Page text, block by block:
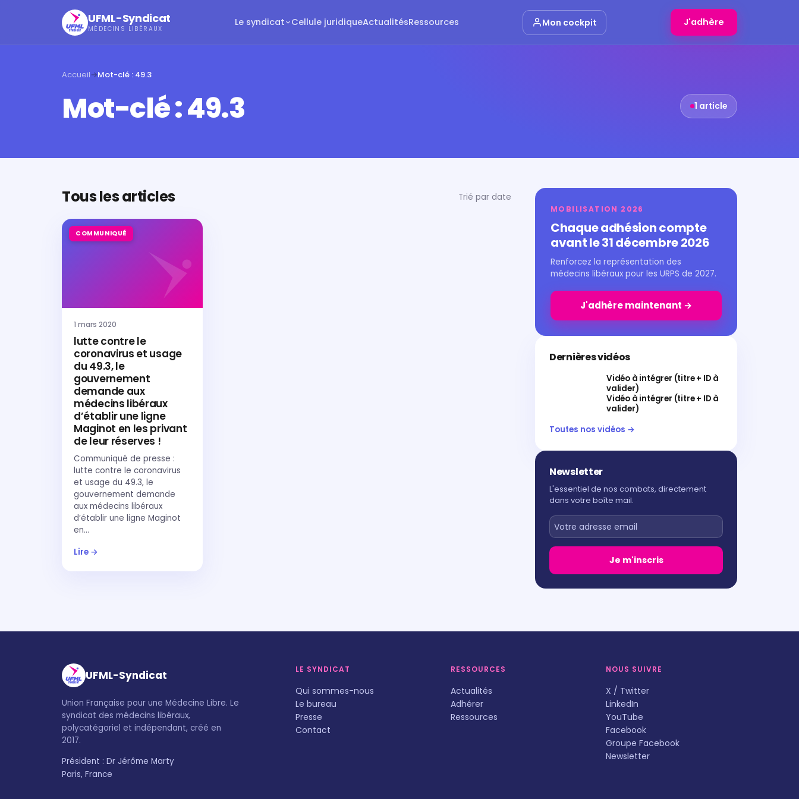
UFML-Syndicat
MÉDECINS LIBÉRAUX
Le syndicat Cellule juridiqueActualitésRessources Mon cockpit J'adhère
Accueil→Mot-clé : 49.3
Mot-clé : 49.3 1 article
Tous les articles Trié par date
COMMUNIQUÉ
1 mars 2020
lutte contre le
coronavirus et usage
du 49.3, le
gouvernement
demande aux
médecins libéraux
d’établir une ligne
Maginot en les privant
de leur réserves !
Communiqué de presse :
lutte contre le coronavirus
et usage du 49.3, le
gouvernement demande
aux médecins libéraux
d’établir une ligne Maginot
en…
Lire →
MOBILISATION 2026
Chaque adhésion compte
avant le 31 décembre 2026
Renforcez la représentation des
médecins libéraux pour les URPS de 2027.
J'adhère maintenant →
Dernières vidéos
Vidéo à intégrer (titre + ID à
valider)
Vidéo à intégrer (titre + ID à
valider)
Toutes nos vidéos →
Newsletter
L'essentiel de nos combats, directement
dans votre boîte mail.
Je m'inscris
UFML-Syndicat
Union Française pour une Médecine Libre. Le
syndicat des médecins libéraux,
polycatégoriel et indépendant, créé en
2017.
Président : Dr Jérôme Marty
Paris, France
LE SYNDICAT
Qui sommes-nous
Le bureau
Presse
Contact
RESSOURCES
Actualités
Adhérer
Ressources
NOUS SUIVRE
X / Twitter
LinkedIn
YouTube
Facebook
Groupe Facebook
Newsletter